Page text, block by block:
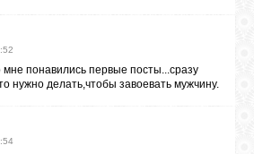
мне понавились первые посты...сразу
нужно делать,чтобы завоевать мужчину.